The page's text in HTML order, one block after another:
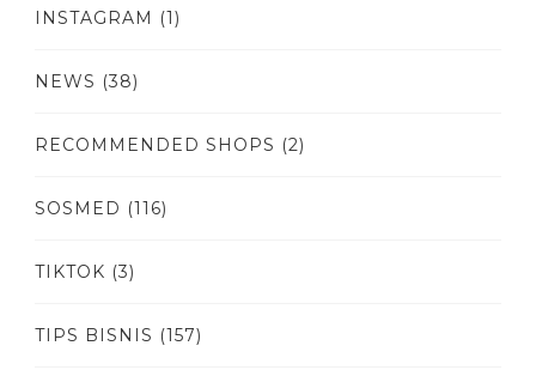
INSTAGRAM (1)
NEWS (38)
RECOMMENDED SHOPS (2)
SOSMED (116)
TIKTOK (3)
TIPS BISNIS (157)